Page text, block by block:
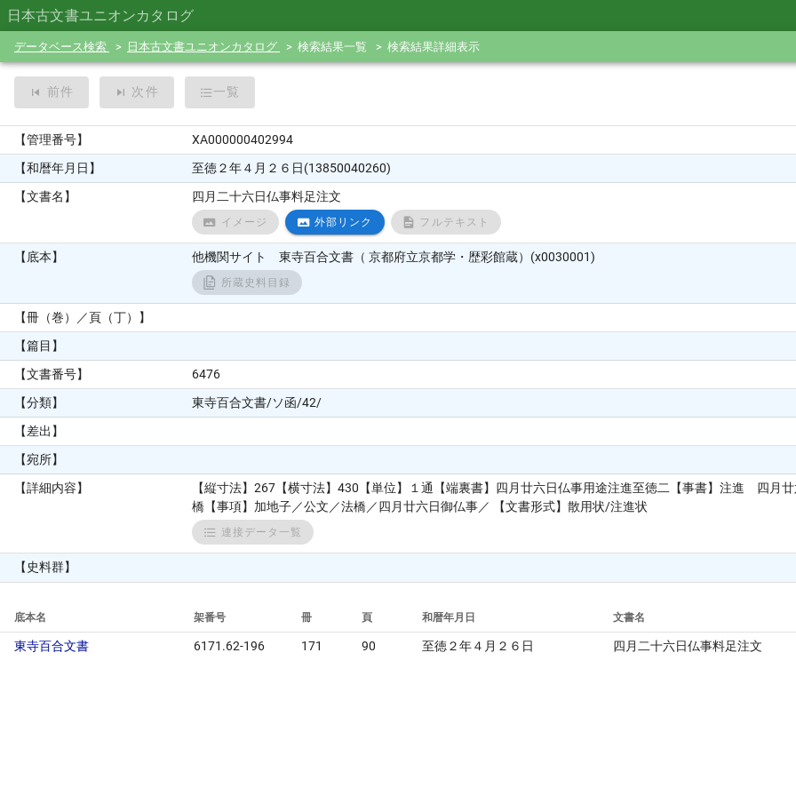
日本古文書ユニオンカタログ
データベース検索 日本古文書ユニオンカタログ 検索結果一覧 検索結果詳細表示
前件 次件 一覧
【管理番号】
XA000000402994
【和暦年月日】
至徳２年４月２６日(13850040260)
【文書名】
四月二十六日仏事料足注文
イメージ 外部リンク フルテキスト
【底本】 他機関サイト 東寺百合文書（ 京都府立京都学・歴彩館蔵）(x0030001)
所蔵史料目録
【冊（巻）／頁（丁）】
【篇目】
【文書番号】
6476
【分類】
東寺百合文書/ソ函/42/
【差出】
【宛所】
【詳細内容】
【縦寸法】267【横寸法】430【単位】１通【端裏書】四月廿六日仏事用途注進至徳二【事書】注進 四月
橋【事項】加地子／公文／法橋／四月廿六日御仏事／ 【文書形式】散用状/注進状
連接データ一覧
【史料群】
底本名 架番号 冊 頁 和暦年月日 文書名
東寺百合文書 6171.62-196 171 90 至徳２年４月２６日 四月二十六日仏事料足注文